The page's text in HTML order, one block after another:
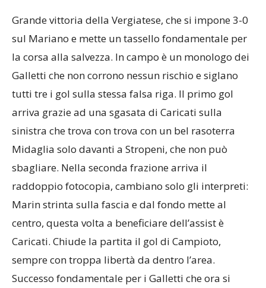
sul Mariano e mette un tassello fondamentale per
la corsa alla salvezza. In campo è un monologo dei
Galletti che non corrono nessun rischio e siglano
tutti tre i gol sulla stessa falsa riga. Il primo gol
arriva grazie ad una sgasata di Caricati sulla
sinistra che trova con trova con un bel rasoterra
Midaglia solo davanti a Stropeni, che non può
sbagliare. Nella seconda frazione arriva il
raddoppio fotocopia, cambiano solo gli interpreti:
Marin strinta sulla fascia e dal fondo mette al
centro, questa volta a beneficiare dell’assist è
Caricati. Chiude la partita il gol di Campioto,
sempre con troppa libertà da dentro l’area.
Successo fondamentale per i Galletti che ora si